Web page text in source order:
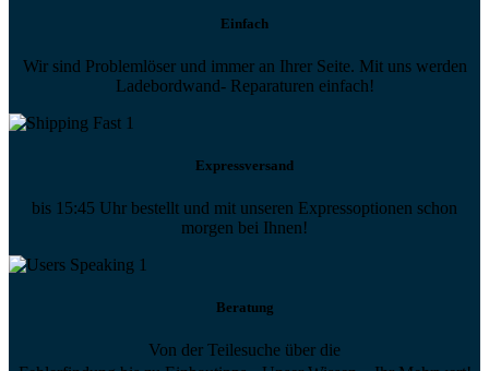
Einfach
Wir sind Problemlöser und immer an Ihrer Seite. Mit uns werden
Ladebordwand- Reparaturen einfach!
Expressversand
bis 15:45 Uhr bestellt und mit unseren Expressoptionen schon
morgen bei Ihnen!
Beratung
Von der Teilesuche über die